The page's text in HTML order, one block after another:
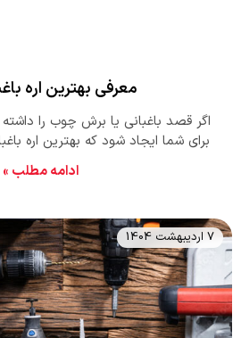
معرفی بهترین اره
اگر قصد باغبانی یا برش چوب را
برای شما ایجاد شود که بهترین اره
و چگونه می‌توان بهترین اره باغبانی را
به معرفی بهترین برند اره باغبانی و
ادامه مطلب »
7 اردیبهشت 1404